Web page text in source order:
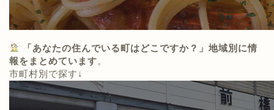
「あなたの住んでいる町はどこですか？」地域別に情
報をまとめています。
市町村別で探す↓